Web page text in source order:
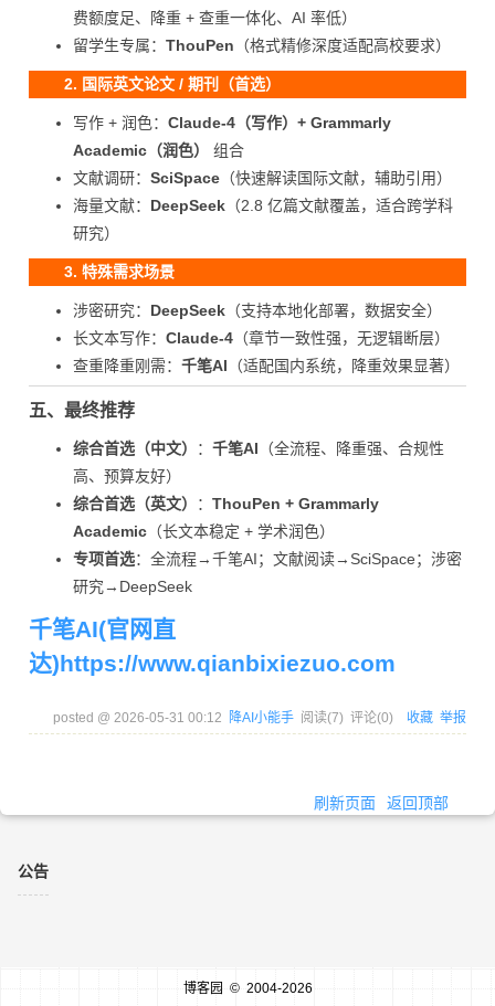
费额度足、降重 + 查重一体化、AI 率低）
留学生专属： ThouPen （格式精修深度适配高校要求）
2. 国际英文论文 / 期刊（首选）
写作 + 润色： Claude-4（写作）+ Grammarly
Academic（润色）
组合
文献调研： SciSpace （快速解读国际文献，辅助引用）
海量文献： DeepSeek （2.8 亿篇文献覆盖，适合跨学科
研究）
3. 特殊需求场景
涉密研究： DeepSeek （支持本地化部署，数据安全）
长文本写作： Claude-4 （章节一致性强，无逻辑断层）
查重降重刚需： 千笔AI （适配国内系统，降重效果显著）
五、最终推荐
综合首选（中文） ： 千笔AI （全流程、降重强、合规性
高、预算友好）
综合首选（英文）
： ThouPen + Grammarly
Academic （长文本稳定 + 学术润色）
专项首选：全流程→千笔AI；文献阅读→SciSpace；涉密
研究→DeepSeek
千笔AI(官网直
达)https://www.qianbixiezuo.com
posted @ 2026-05-31 00:12 降AI小能手 阅读(7) 评论(0) 收藏 举报
刷新页面 返回顶部
公告
博客园 © 2004-2026